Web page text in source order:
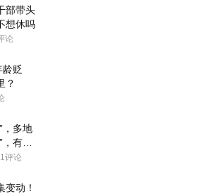
部带头
想休吗
论
龄贬
？
，多地
有商
评论
变动！